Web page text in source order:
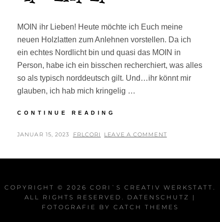
MOIN ihr Lieben! Heute möchte ich Euch meine
neuen Holzlatten zum Anlehnen vorstellen. Da ich
ein echtes Nordlicht bin und quasi das MOIN in
Person, habe ich ein bisschen recherchiert, was alles
so als typisch norddeutsch gilt. Und…ihr könnt mir
glauben, ich hab mich kringelig …
CONTINUE READING
ANLEHNEN
POSTED
JANUAR 15, 2023 BY
FRLCORI LEAVE A COMMENT
COPYRIGHT © 2026 CORI`S CREATIV WERKSTATT .
ALL RIGHTS RESERVED. DATENSCHUTZ
|
FOTOGRAFIE BY CATCH THEMES